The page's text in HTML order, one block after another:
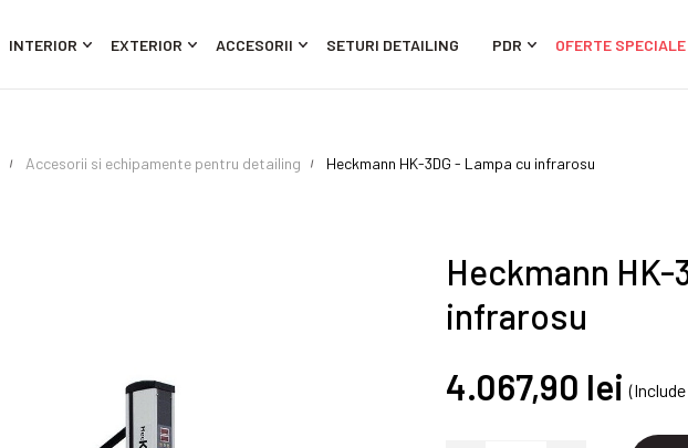
INTERIOR EXTERIOR ACCESORII SETURI DETAILING PDR OFERTE SPECIALE
Accesorii si echipamente pentru detailing Heckmann HK-3DG - Lampa cu infrarosu
Heckmann HK-
infrarosu
4.067,90 lei